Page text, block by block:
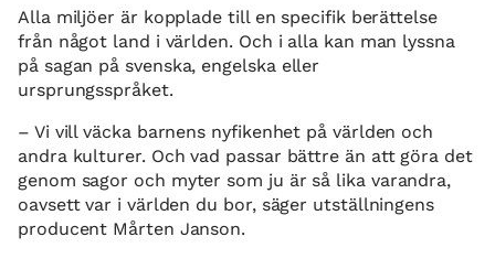
Alla miljöer är kopplade till en specifik berättelse
från något land i världen. Och i alla kan man lyssna
på sagan på svenska, engelska eller
ursprungsspråket.
– Vi vill väcka barnens nyfikenhet på världen och
andra kulturer. Och vad passar bättre än att göra det
genom sagor och myter som ju är så lika varandra,
oavsett var i världen du bor, säger utställningens
producent Mårten Janson.